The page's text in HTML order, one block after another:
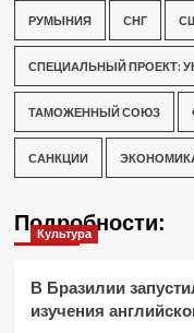
РУМЫНИЯ СНГ
СПЕЦИАЛЬНЫЙ ПРОЕКТ:
ТАМОЖЕННЫЙ СОЮЗ
САНКЦИИ
Подробности:
Культура
В Бразилии
изучения